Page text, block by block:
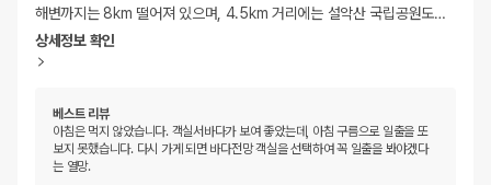
해변까지는 8km 떨어져 있으며, 4.5km 거리에는 설악산 국립공원도…
상세정보 확인
베스트 리뷰
아침은 먹지 않았습니다. 객실서바다가 보여 좋았는데, 아침 구름으로 일출을 또
보지 못했습니다. 다시 가게 되면 바다전망 객실을 선택하여 꼭 일출을 봐야겠다
는 열망.